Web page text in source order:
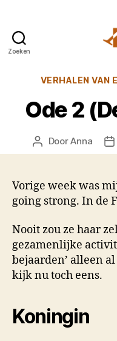
Zoeken
VERHALEN VAN
Ode 2
Berichtauteur
DoorAnna
Vorige week was
going strong. In de
Nooit zou ze haar
gezamenlijke
bejaarden’ alleen
kijk nu toch eens.
Koningin